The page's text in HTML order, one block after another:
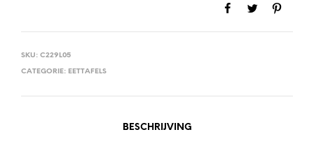
SKU: C229L05
CATEGORIE: EETTAFELS
BESCHRIJVING